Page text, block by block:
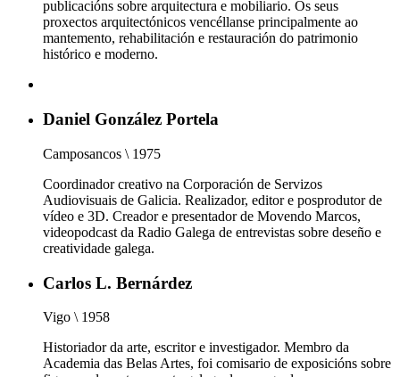
publicacións sobre arquitectura e mobiliario. Os seus
proxectos arquitectónicos vencéllanse principalmente ao
mantemento, rehabilitación e restauración do patrimonio
histórico e moderno.
Daniel González Portela
Camposancos \ 1975
Coordinador creativo na Corporación de Servizos
Audiovisuais de Galicia. Realizador, editor e posprodutor de
vídeo e 3D. Creador e presentador de Movendo Marcos,
videopodcast da Radio Galega de entrevistas sobre deseño e
creatividade galega.
Carlos L. Bernárdez
Vigo \ 1958
Historiador da arte, escritor e investigador. Membro da
Academia das Belas Artes, foi comisario de exposicións sobre